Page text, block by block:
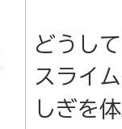
どうし
スライ
しぎを